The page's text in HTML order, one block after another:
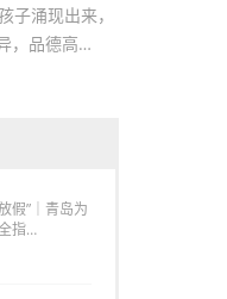
子涌现出来，
，品德高…
假”｜青岛为
指…